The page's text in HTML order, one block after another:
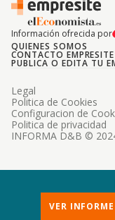
Información ofrecida por
QUIENES SOMOS
CONTACTO EMPRESITE
PUBLICA O EDITA TU
INFORMA D&B ©
Legal
Politica de Cookies
Configuracion de
Politica de privacidad
VER